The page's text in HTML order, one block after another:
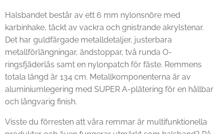
Halsbandet består av ett 6 mm nylonsnöre med
karbinhake, täckt av vackra och gnistrande akrylstenar.
Det har guldfärgade metalldetaljer, justerbara
metallförlängningar, ändstoppar, två runda O-
ringsfjäderlås samt en nylonpatch för fäste. Remmens
totala längd är 134 cm. Metallkomponenterna är av
aluminiumlegering med SUPER A-plätering för en hållbar
och långvarig finish.
Visste du förresten att våra remmar är multifunktionella